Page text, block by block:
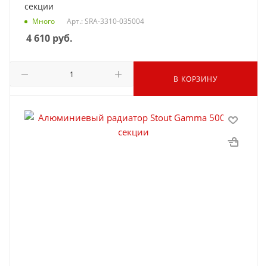
секции
Много Арт.: SRA-3310-035004
4 610 руб.
В КОРЗИНУ